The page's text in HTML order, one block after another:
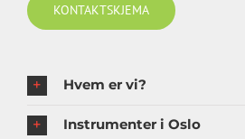
KONTAKTSKJEMA
Hvem er vi?
Instrumenter i Oslo